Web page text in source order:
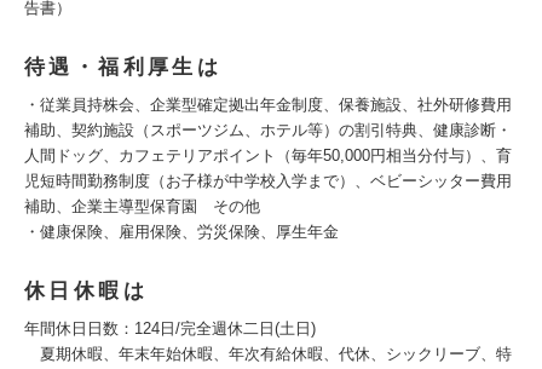
告書）
待遇・福利厚生は
・従業員持株会、企業型確定拠出年金制度、保養施設、社外研修費用
補助、契約施設（スポーツジム、ホテル等）の割引特典、健康診断・
人間ドッグ、カフェテリアポイント（毎年50,000円相当分付与）、育
児短時間勤務制度（お子様が中学校入学まで）、ベビーシッター費用
補助、企業主導型保育園 その他
・健康保険、雇用保険、労災保険、厚生年金
休日休暇は
年間休日日数：124日/完全週休二日(土日)
夏期休暇、年末年始休暇、年次有給休暇、代休、シックリーブ、特